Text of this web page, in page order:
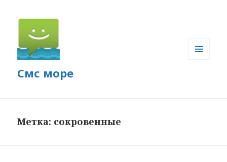
Смс море
Метка: сокровенные